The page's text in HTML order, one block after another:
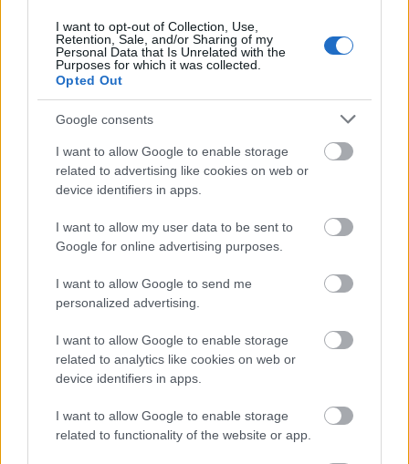
I want to opt-out of Collection, Use,
Retention, Sale, and/or Sharing of my
Personal Data that Is Unrelated with the
Purposes for which it was collected.
Opted Out
Google consents
I want to allow Google to enable storage
related to advertising like cookies on web or
device identifiers in apps.
I want to allow my user data to be sent to
Google for online advertising purposes.
I want to allow Google to send me
personalized advertising.
I want to allow Google to enable storage
related to analytics like cookies on web or
device identifiers in apps.
I want to allow Google to enable storage
related to functionality of the website or app.
- Advertisement -